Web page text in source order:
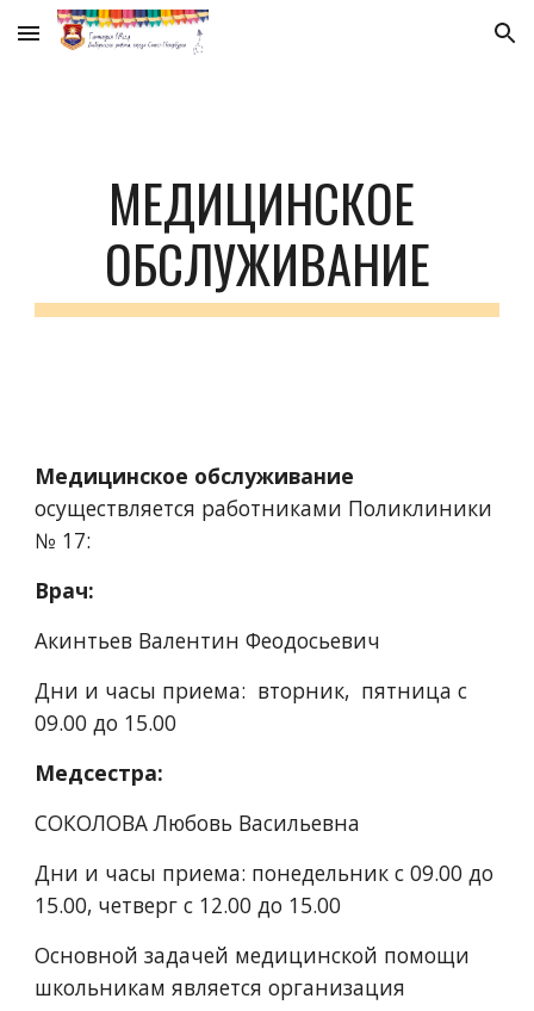
Skip to main content Skip to navigation
МЕДИЦИНСКОЕ
ОБСЛУЖИВАНИЕ
Медицинское обслуживание
осуществляется работниками Поликлиники
№ 17:
Врач:
Акинтьев Валентин Феодосьевич
Дни и часы приема:  вторник,  пятница с
09.00 до 15.00
Медсестра:
СОКОЛОВА Любовь Васильевна
Дни и часы приема: понедельник с 09.00 до
15.00, четверг с 12.00 до 15.00
Основной задачей медицинской помощи
школьникам является организация